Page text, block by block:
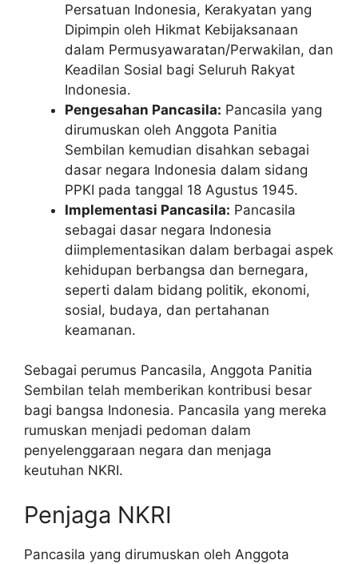
Persatuan Indonesia, Kerakyatan yang
Dipimpin oleh Hikmat Kebijaksanaan
dalam Permusyawaratan/Perwakilan, dan
Keadilan Sosial bagi Seluruh Rakyat
Indonesia.
Pengesahan Pancasila: Pancasila yang
dirumuskan oleh Anggota Panitia
Sembilan kemudian disahkan sebagai
dasar negara Indonesia dalam sidang
PPKI pada tanggal 18 Agustus 1945.
Implementasi Pancasila: Pancasila
sebagai dasar negara Indonesia
diimplementasikan dalam berbagai aspek
kehidupan berbangsa dan bernegara,
seperti dalam bidang politik, ekonomi,
sosial, budaya, dan pertahanan
keamanan.
Sebagai perumus Pancasila, Anggota Panitia
Sembilan telah memberikan kontribusi besar
bagi bangsa Indonesia. Pancasila yang mereka
rumuskan menjadi pedoman dalam
penyelenggaraan negara dan menjaga
keutuhan NKRI.
Penjaga NKRI
Pancasila yang dirumuskan oleh Anggota